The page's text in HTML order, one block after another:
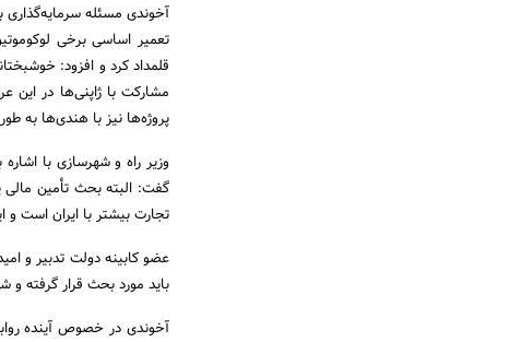
آخوندی مسئله سرمایه‌گذاری
تعمیر اساسی برخی
قلمداد کرد و افزود:
مشارکت با ژاپنی‌ها در این
پروژه‌ها نیز با هندی‌ها به
وزیر راه و شهرسازی با
گفت: البته بحث تأمین مالی
تجارت بیشتر با ایران است و
عضو کابینه دولت تدبیر و
باید مورد بحث قرار گرفته
آخوندی در خصوص آینده